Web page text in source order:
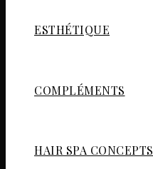
ESTHÉTIQUE
COMPLÉMENTS
HAIR SPA CONCEPTS